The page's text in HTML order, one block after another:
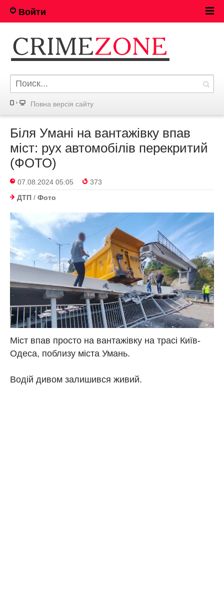
Войти
Повна версія сайту
Біля Умані на вантажівку впав
міст: рух автомобілів перекритий
(ФОТО)
07.08.2024 05:05
373
ДТП / Фото
Міст впав просто на вантажівку на трасі Київ-
Одеса, поблизу міста Умань.
Водій дивом залишився живий.